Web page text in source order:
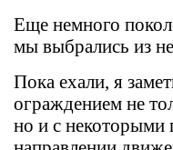
Еще немного
мы выбрались из
Пока ехали, я
ограждением не
но и с некоторыми